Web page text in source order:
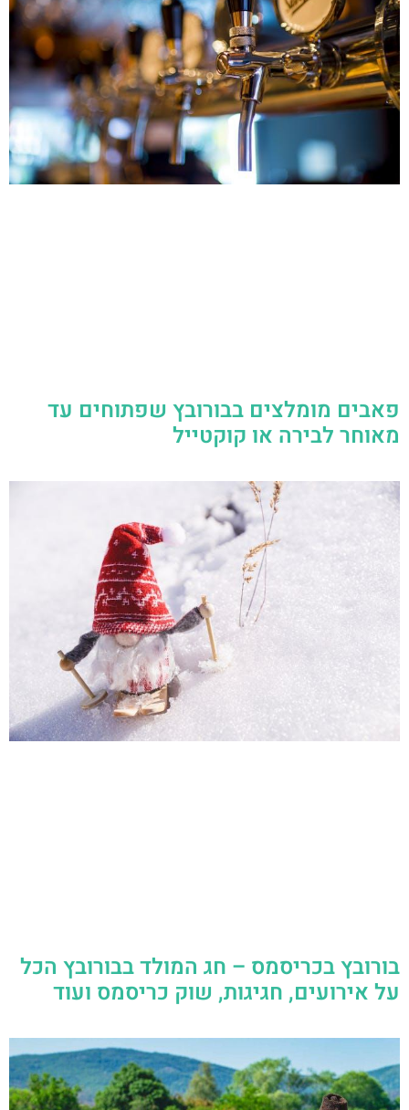
פאבים מומלצים בבורובץ שפתוחים עד
מאוחר לבירה או קוקטייל
בורובץ בכריסמס – חג המולד בבורובץ הכל
על אירועים, חגיגות, שוק כריסמס ועוד